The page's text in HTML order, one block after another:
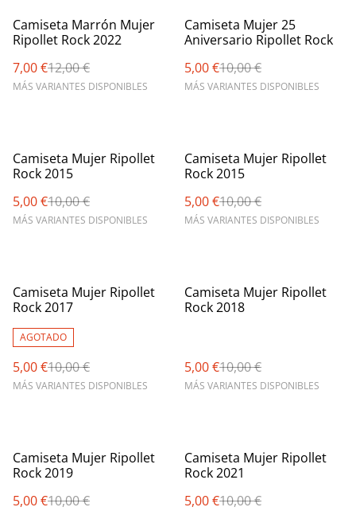
%
Camiseta Marrón Mujer
Ripollet Rock 2022
7,00 €12,00 €
MÁS VARIANTES DISPONIBLES
%
Camiseta Mujer 25
Aniversario Ripollet Rock
5,00 €10,00 €
MÁS VARIANTES DISPONIBLES
%
Camiseta Mujer Ripollet
Rock 2015
5,00 €10,00 €
MÁS VARIANTES DISPONIBLES
%
Camiseta Mujer Ripollet
Rock 2015
5,00 €10,00 €
MÁS VARIANTES DISPONIBLES
%
Camiseta Mujer Ripollet
Rock 2017
AGOTADO
5,00 €10,00 €
MÁS VARIANTES DISPONIBLES
%
Camiseta Mujer Ripollet
Rock 2018
5,00 €10,00 €
MÁS VARIANTES DISPONIBLES
%
Camiseta Mujer Ripollet
Rock 2019
5,00 €10,00 €
%
Camiseta Mujer Ripollet
Rock 2021
5,00 €10,00 €